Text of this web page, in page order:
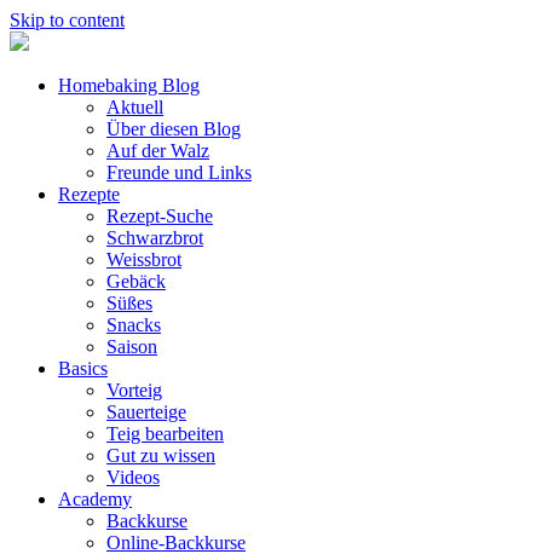
Skip to content
Homebaking Blog
Aktuell
Über diesen Blog
Auf der Walz
Freunde und Links
Rezepte
Rezept-Suche
Schwarzbrot
Weissbrot
Gebäck
Süßes
Snacks
Saison
Basics
Vorteig
Sauerteige
Teig bearbeiten
Gut zu wissen
Videos
Academy
Backkurse
Online-Backkurse